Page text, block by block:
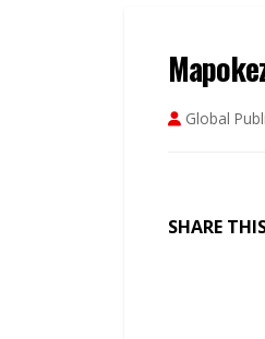
Global
SHARE